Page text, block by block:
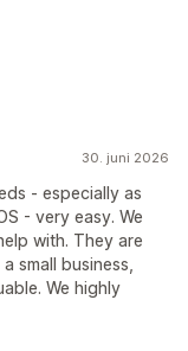
30. juni 2026
- especially as
- very easy. We
with. They are
small business,
We highly